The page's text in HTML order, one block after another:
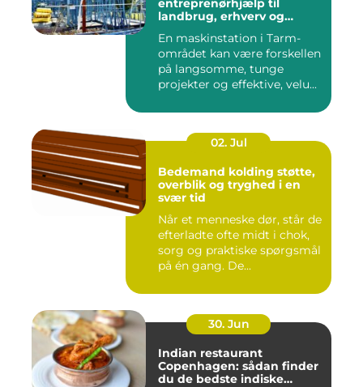
entreprenørhjælp til
landbrug, erhverv og
En maskinstation i Tarm-
området kan være forskellen
på langsomme, tunge
projekter og effektive, velu...
02. Jul
Bedemand kolding støtte,
overblik og tryghed i en
svær tid
Når et menneske dør, står de
efterladte ofte midt i chok,
sorg og praktiske spørgsmål
på én gang. De...
30. Jun
Indian restaurant
Copenhagen: sådan finder
du de bedste indiske